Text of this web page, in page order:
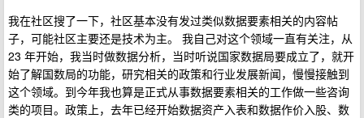
我在社区搜了一下，社区基本没有发过类似数据要素相关的内容帖
子，可能社区主要还是技术为主。 我自己对这个领域一直有关注，从
23 年开始，我当时做数据分析，当时听说国家数据局要成立了，就开
始了解国数局的功能，研究相关的政策和行业发展新闻，慢慢接触到
这个领域。到今年我也算是正式从事数据要素相关的工作做一些咨询
类的项目。政策上，去年已经开始数据资产入表和数据作价入股、数